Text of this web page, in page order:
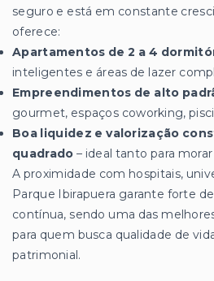
seguro e está em constante
oferece:
Apartamentos de 2 a 4
inteligentes e áreas de lazer
Empreendimentos de alto
gourmet, espaços coworking,
Boa liquidez e valorização
quadrado – ideal tanto para
A proximidade com hospitais,
Parque Ibirapuera garante forte
contínua, sendo uma das
para quem busca qualidade de
patrimonial.